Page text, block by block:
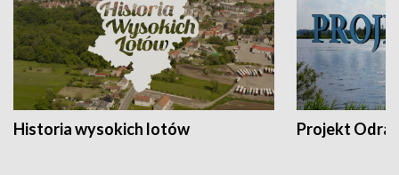
Historia wysokich lotów Projekt Odra